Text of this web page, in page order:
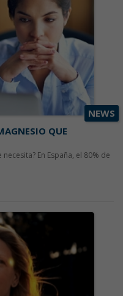
NEWS
QUE
En España, el 80% de